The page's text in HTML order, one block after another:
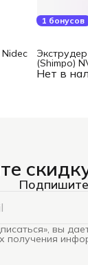
1 бонусов
Нет в
(Shimpo)
вы
получения